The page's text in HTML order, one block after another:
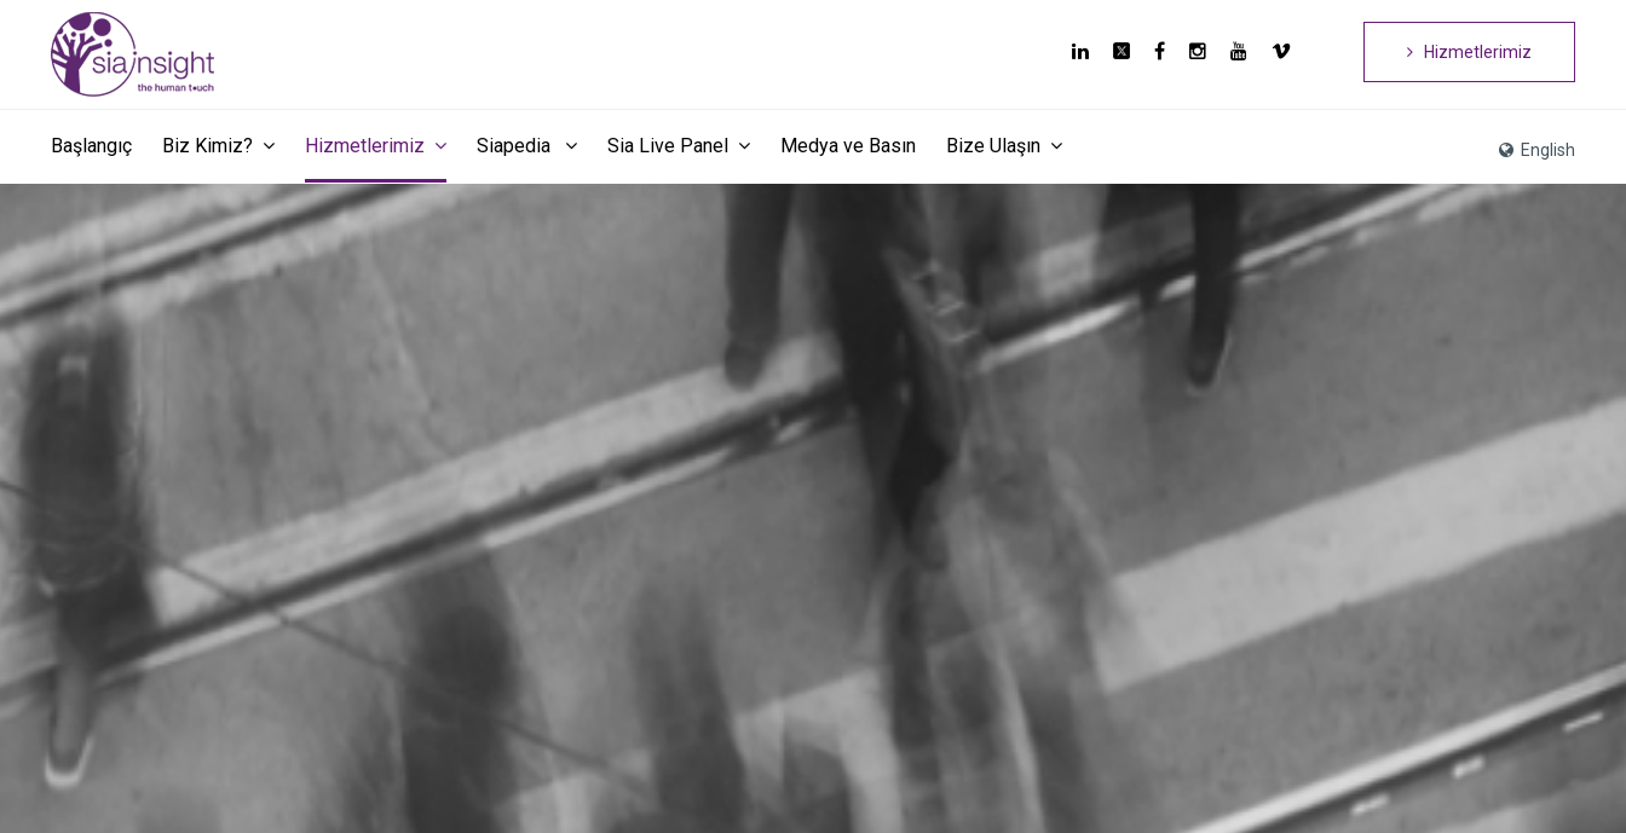
Hizmetlerimiz
English
Başlangıç Biz Kimiz? Hizmetlerimiz Siapedia Sia Live Panel Medya ve Basın Bize Ulaşın